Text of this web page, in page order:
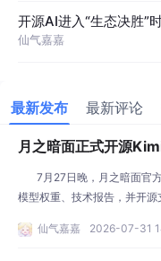
开源AI进入“生态决胜
仙气嘉嘉
最新发布 最新评论
月之暗面正式开源
规模的开源模型
7月27日晚，月之暗面官方
模型权重、技术报告，并开
的开源模型，在过去12个月
仙气嘉嘉 2026-07-31